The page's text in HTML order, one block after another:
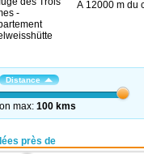
À 12000 m du
Distance
max:100 kms
près de